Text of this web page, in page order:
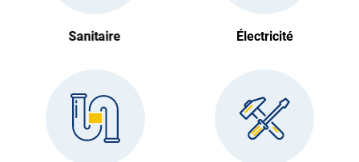
Sanitaire Électricité